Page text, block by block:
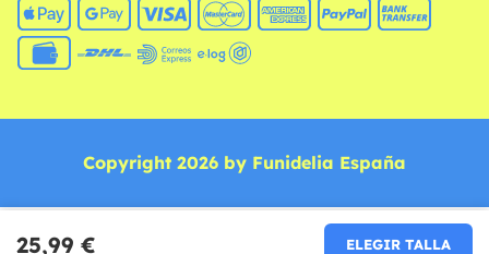
25,99 € ELEGIR TALLA
Copyright 2026 by Funidelia España